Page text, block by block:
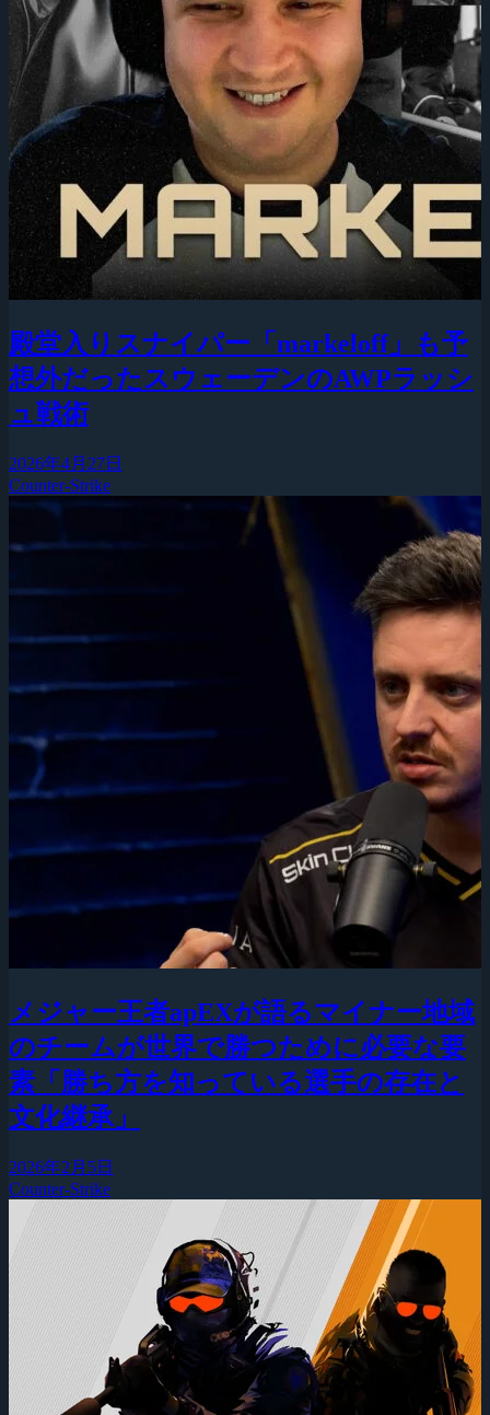
殿堂入りスナイパー「markeloff」も予
想外だったスウェーデンのAWPラッシ
ュ戦術
2026年4月27日
Counter-Strike
メジャー王者apEXが語るマイナー地域
のチームが世界で勝つために必要な要
素「勝ち方を知っている選手の存在と
文化継承」
2026年2月5日
Counter-Strike